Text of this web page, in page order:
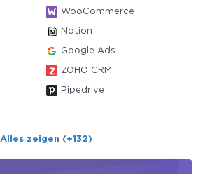
WooCommerce
Notion
Google Ads
ZOHO CRM
Pipedrive
Alles zeigen (+132)